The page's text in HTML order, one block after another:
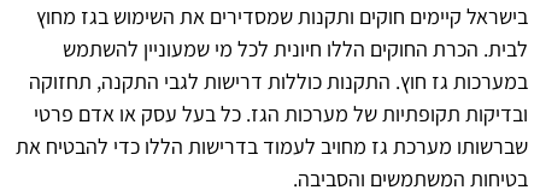
בישראל קיימים חוקים ותקנות שמסדירים את השימוש בגז מחוץ
לבית. הכרת החוקים הללו חיונית לכל מי שמעוניין להשתמש
במערכות גז חוץ. התקנות כוללות דרישות לגבי התקנה, תחזוקה
ובדיקות תקופתיות של מערכות הגז. כל בעל עסק או אדם פרטי
שברשותו מערכת גז מחויב לעמוד בדרישות הללו כדי להבטיח את
בטיחות המשתמשים והסביבה.